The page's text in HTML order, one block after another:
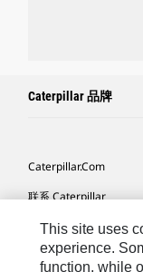
Caterpillar 品牌
Caterpillar.com
联系 Caterpillar
我的营销首选项
站点地图
This site uses
experience.
function, while